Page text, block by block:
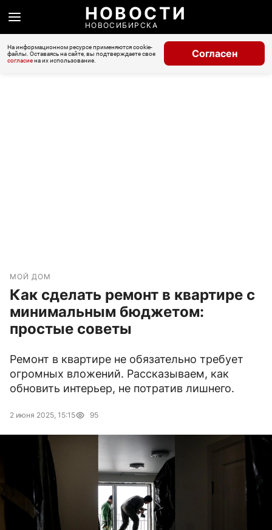
НОВОСТИ
НОВОСИБИРСКА
На информационном ресурсе применяются cookie-
файлы. Оставаясь на сайте, вы подтверждаете свое
согласиена их использование.
Согласен
МОЙ ДОМ
Как сделать ремонт в квартире с
минимальным бюджетом:
простые советы
Ремонт в квартире не обязательно требует
огромных вложений. Рассказываем, как
обновить интерьер, не потратив лишнего.
2 июня 2025, 15:15 95